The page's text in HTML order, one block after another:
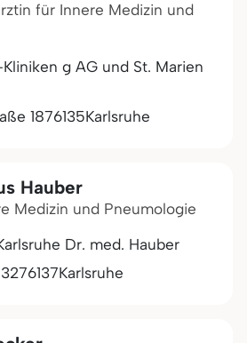
für Innere Medizin und
g AG und St. Marien
1876135Karlsruhe
Hauber
Medizin und Pneumologie
Dr. med. Hauber
76137Karlsruhe